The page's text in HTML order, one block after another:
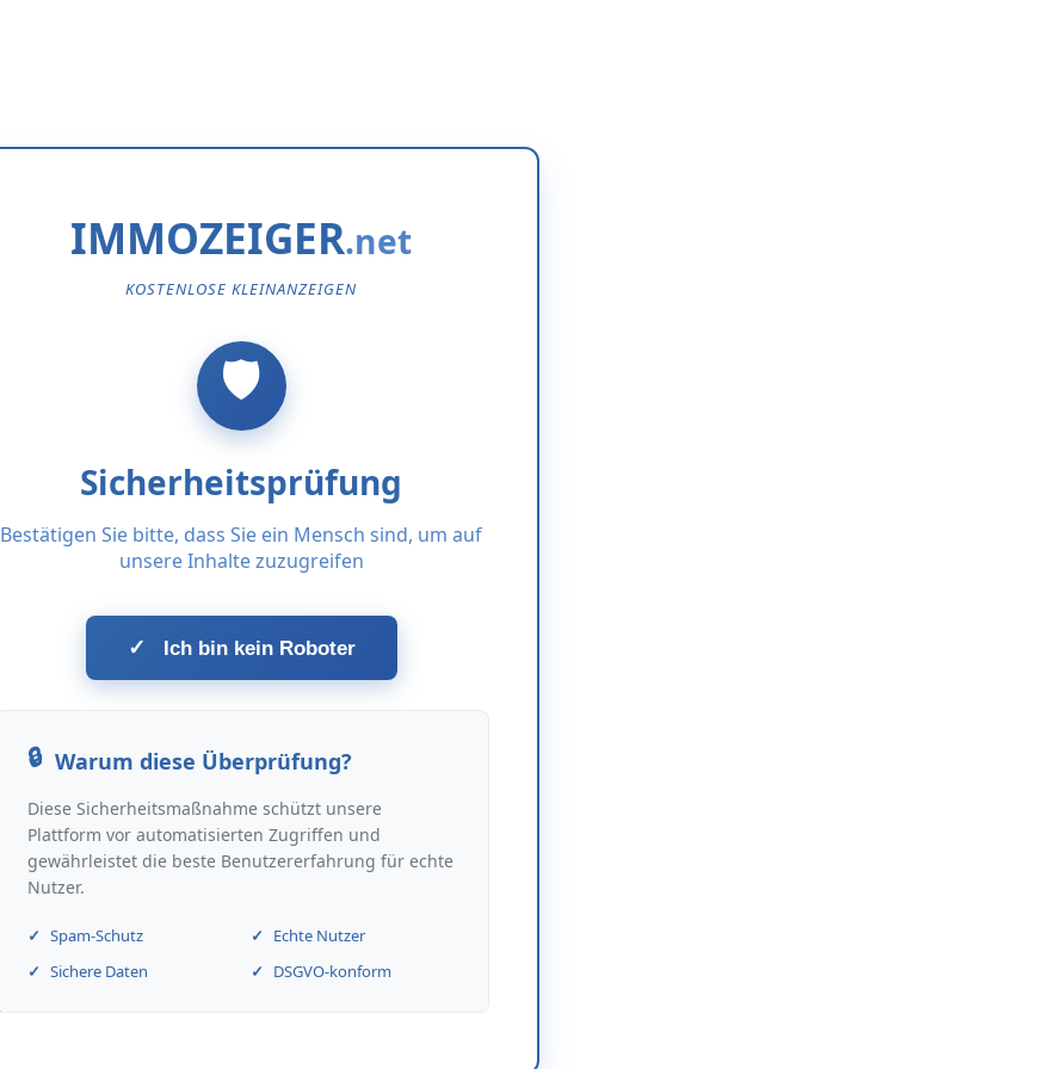
IMMOZEIGER
KOSTENLOSE KLEINANZEIGEN
Sicherheitsprüfung
Bestätigen Sie bitte, dass Sie ein Mensch sind, um auf
unsere Inhalte zuzugreifen
✓ Ich bin kein Roboter
Warum diese Überprüfung?
Diese Sicherheitsmaßnahme schützt unsere
Plattform vor automatisierten Zugriffen und
gewährleistet die beste Benutzererfahrung für echte
Nutzer.
Spam-Schutz
Echte Nutzer
Sichere Daten
DSGVO-konform